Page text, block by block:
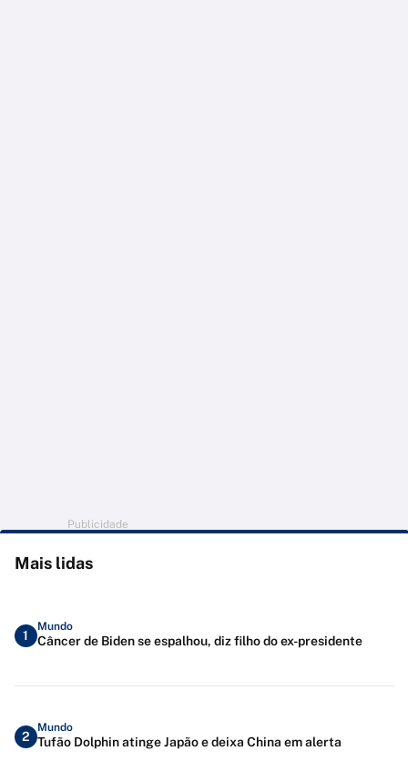
Publicidade
Mais lidas
1
Mundo
Câncer de Biden se espalhou, diz filho do ex-presidente
2
Mundo
Tufão Dolphin atinge Japão e deixa China em alerta